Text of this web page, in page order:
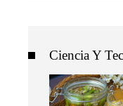
Ciencia Y